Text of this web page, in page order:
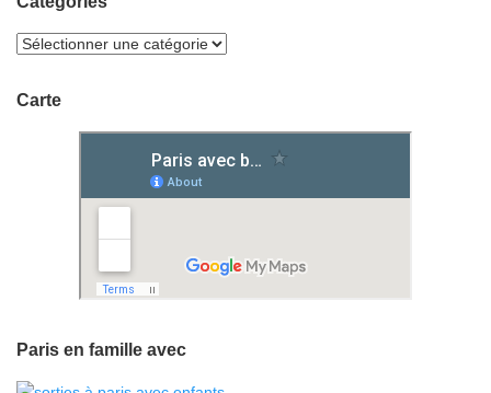
Carte
Paris en famille avec